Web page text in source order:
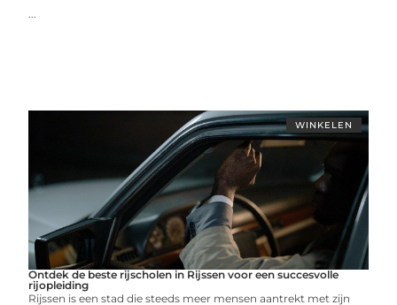
...
WINKELEN
Ontdek de beste rijscholen in Rijssen voor een succesvolle
rijopleiding
Rijssen is een stad die steeds meer mensen aantrekt met zijn